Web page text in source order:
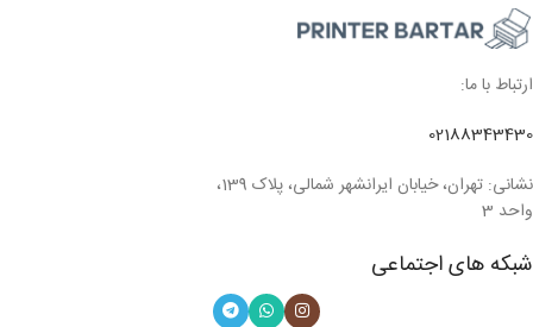
ارتباط با ما:
02188343430
نشانی: تهران، خیابان ایرانشهر شمالی، پلاک 139،
واحد 3
شبکه های اجتماعی